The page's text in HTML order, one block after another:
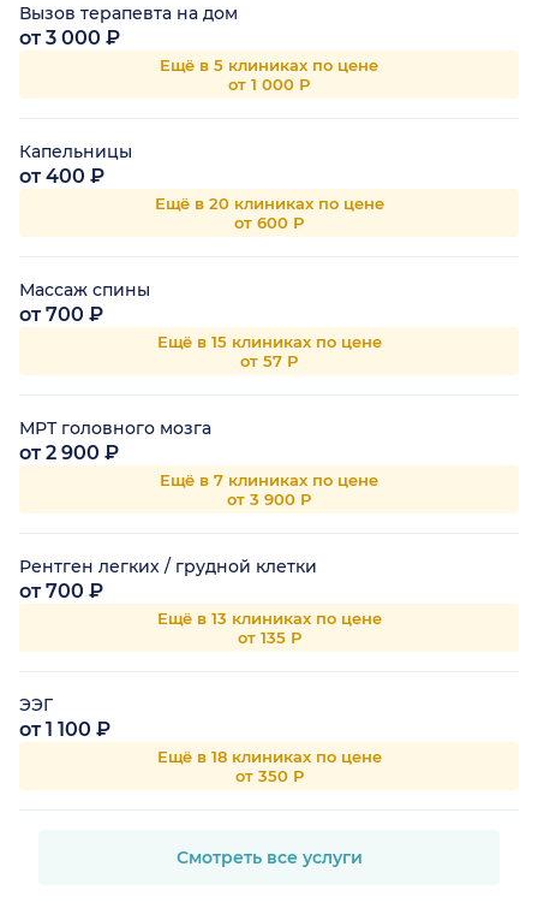
Вызов терапевта на дом
от 3 000 ₽
Ещё в 5 клиниках по цене
от 1 000 Р
Капельницы
от 400 ₽
Ещё в 20 клиниках по цене
от 600 Р
Массаж спины
от 700 ₽
Ещё в 15 клиниках по цене
от 57 Р
МРТ головного мозга
от 2 900 ₽
Ещё в 7 клиниках по цене
от 3 900 Р
Рентген легких / грудной клетки
от 700 ₽
Ещё в 13 клиниках по цене
от 135 Р
ЭЭГ
от 1 100 ₽
Ещё в 18 клиниках по цене
от 350 Р
Смотреть все услуги